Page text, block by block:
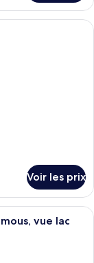
avec un
Voir les prix
un téléviseur posé
vue lac